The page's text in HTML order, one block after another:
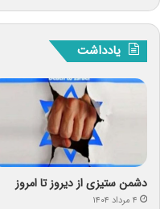
یادداشت
دشمن ستیزی از دیروز تا امروز
۴ مرداد ۱۴۰۴